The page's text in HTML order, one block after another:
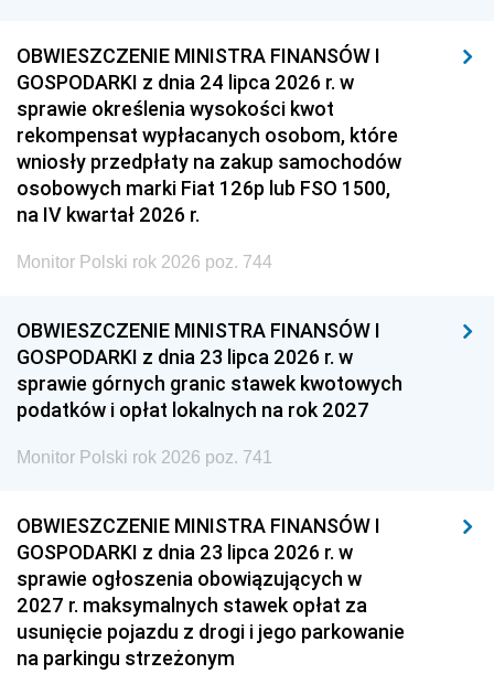
OBWIESZCZENIE MINISTRA FINANSÓW I
GOSPODARKI z dnia 24 lipca 2026 r. w
sprawie określenia wysokości kwot
rekompensat wypłacanych osobom, które
wniosły przedpłaty na zakup samochodów
osobowych marki Fiat 126p lub FSO 1500,
na IV kwartał 2026 r.
Monitor Polski rok 2026 poz. 744
OBWIESZCZENIE MINISTRA FINANSÓW I
GOSPODARKI z dnia 23 lipca 2026 r. w
sprawie górnych granic stawek kwotowych
podatków i opłat lokalnych na rok 2027
Monitor Polski rok 2026 poz. 741
OBWIESZCZENIE MINISTRA FINANSÓW I
GOSPODARKI z dnia 23 lipca 2026 r. w
sprawie ogłoszenia obowiązujących w
2027 r. maksymalnych stawek opłat za
usunięcie pojazdu z drogi i jego parkowanie
na parkingu strzeżonym